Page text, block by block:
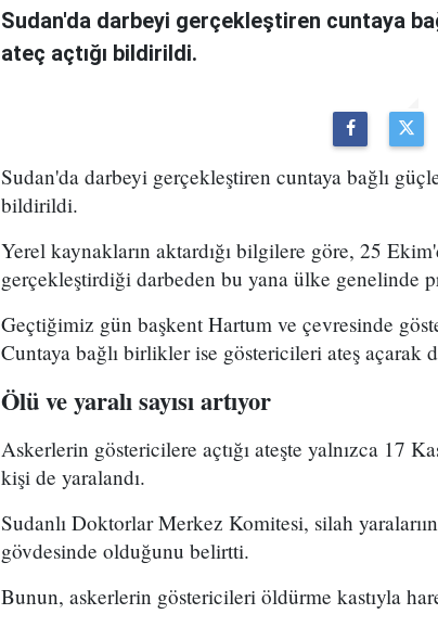
Sudan'da darbeyi gerçekleştiren cuntaya
ateç açtığı bildirildi.
Sudan'da darbeyi gerçekleştiren cuntaya bağlı
bildirildi.
Yerel kaynakların aktardığı bilgilere göre, 25
gerçekleştirdiği darbeden bu yana ülke genelinde
Geçtiğimiz gün başkent Hartum ve çevresinde
Cuntaya bağlı birlikler ise göstericileri ateş açarak
Ölü ve yaralı sayısı artıyor
Askerlerin göstericilere açtığı ateşte yalnızca 17
kişi de yaralandı.
Sudanlı Doktorlar Merkez Komitesi, silah
gövdesinde olduğunu belirtti.
Bunun, askerlerin göstericileri öldürme kastıyla